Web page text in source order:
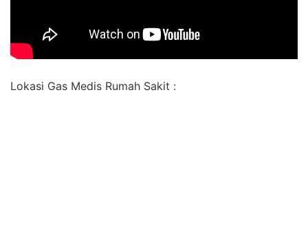
Lokasi Gas Medis Rumah Sakit :